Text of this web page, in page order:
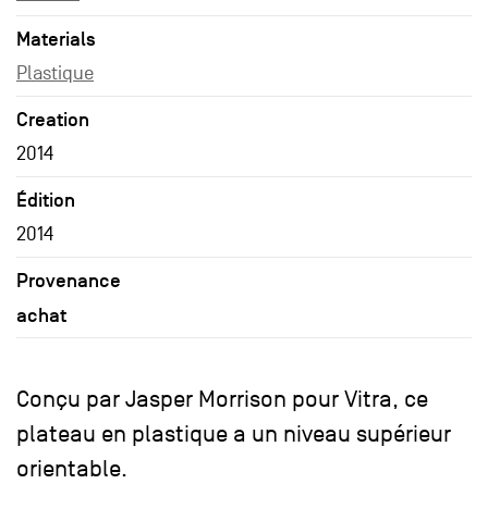
Materials
Plastique
Creation
2014
Édition
2014
Provenance
achat
Conçu par Jasper Morrison pour Vitra, ce
plateau en plastique a un niveau supérieur
orientable.